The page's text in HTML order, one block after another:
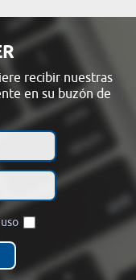
recibir nuestras
en su buzón de